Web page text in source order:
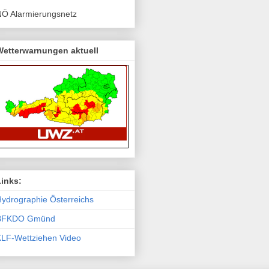
Alarmierungsnetz
aktuell
Österreichs
Gmünd
Wettziehen Video